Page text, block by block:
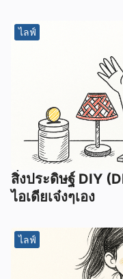
ไลฟ์
สิ่งประดิษฐ์ DIY
ไอเดียเจ๋งๆเอง
ไลฟ์